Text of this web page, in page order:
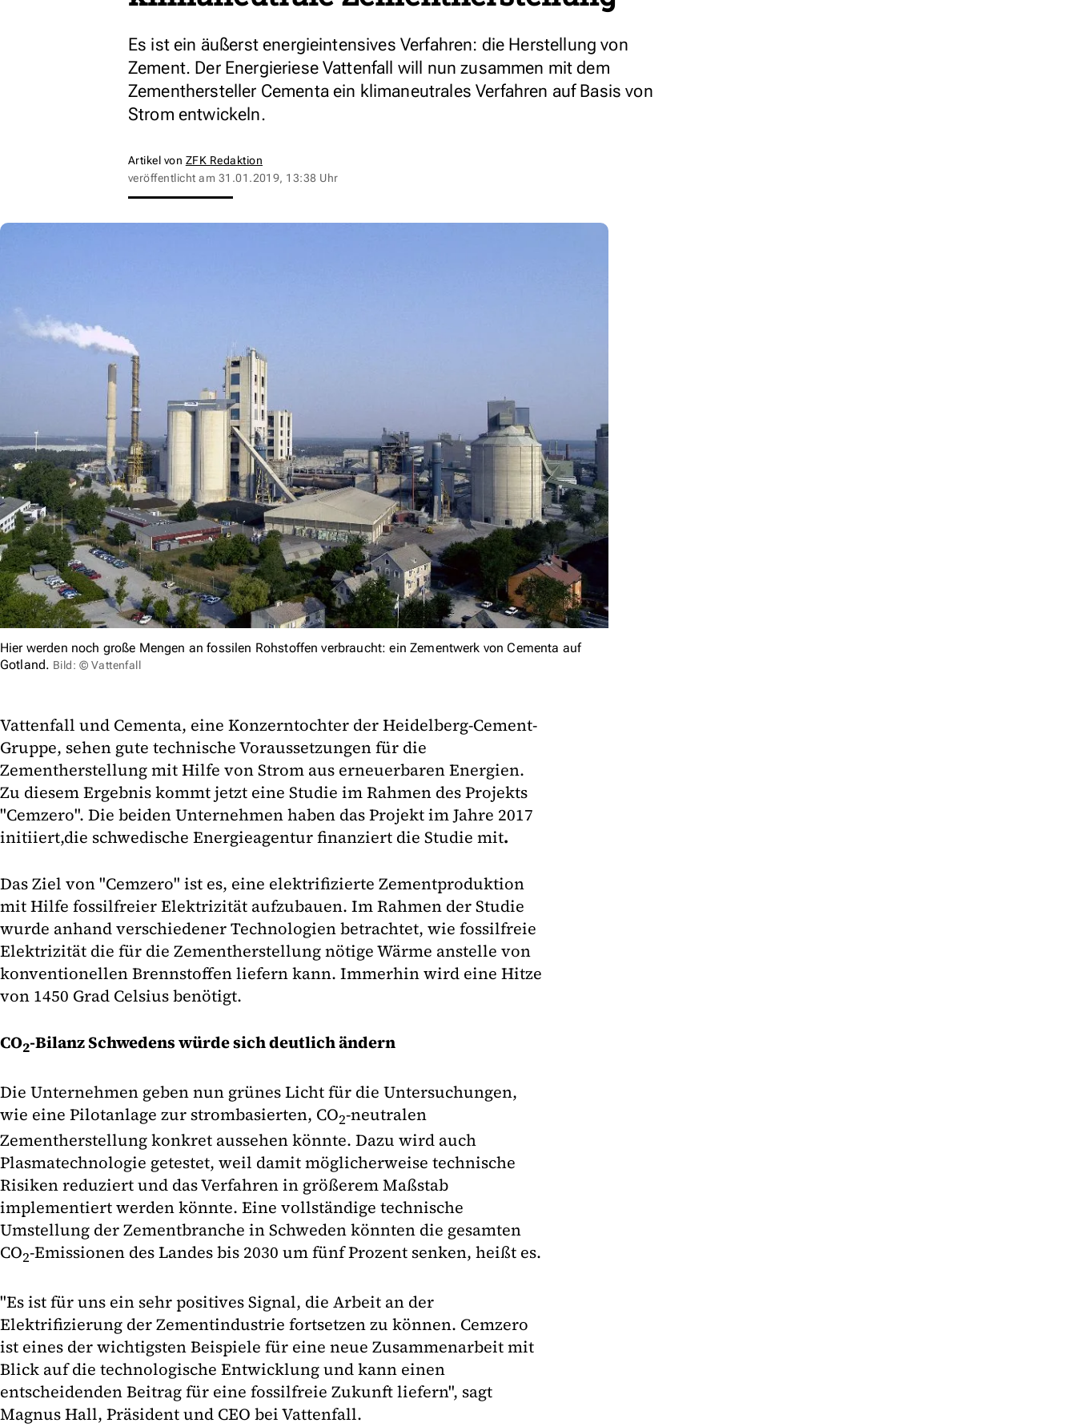
Es ist ein äußerst energieintensives Verfahren: die Herstellung von
Zement. Der Energieriese Vattenfall will nun zusammen mit dem
Zementhersteller Cementa ein klimaneutrales Verfahren auf Basis von
Strom entwickeln.
Artikel von ZFK Redaktion
veröffentlicht am 31.01.2019, 13:38 Uhr
Hier werden noch große Mengen an fossilen Rohstoffen verbraucht: ein Zementwerk von Cementa auf
Gotland. Bild: © Vattenfall
Vattenfall und Cementa, eine Konzerntochter der Heidelberg-Cement-
Gruppe, sehen gute technische Voraussetzungen für die
Zementherstellung mit Hilfe von Strom aus erneuerbaren Energien.
Zu diesem Ergebnis kommt jetzt eine Studie im Rahmen des Projekts
"Cemzero". Die beiden Unternehmen haben das Projekt im Jahre 2017
initiiert,die schwedische Energieagentur finanziert die Studie mit.
Das Ziel von "Cemzero" ist es, eine elektrifizierte Zementproduktion
mit Hilfe fossilfreier Elektrizität aufzubauen. Im Rahmen der Studie
wurde anhand verschiedener Technologien betrachtet, wie fossilfreie
Elektrizität die für die Zementherstellung nötige Wärme anstelle von
konventionellen Brennstoffen liefern kann. Immerhin wird eine Hitze
von 1450 Grad Celsius benötigt.
CO2-Bilanz Schwedens würde sich deutlich ändern
Die Unternehmen geben nun grünes Licht für die Untersuchungen,
wie eine Pilotanlage zur strombasierten, CO2-neutralen
Zementherstellung konkret aussehen könnte. Dazu wird auch
Plasmatechnologie getestet, weil damit möglicherweise technische
Risiken reduziert und das Verfahren in größerem Maßstab
implementiert werden könnte. Eine vollständige technische
Umstellung der Zementbranche in Schweden könnten die gesamten
CO2-Emissionen des Landes bis 2030 um fünf Prozent senken, heißt es.
"Es ist für uns ein sehr positives Signal, die Arbeit an der
Elektrifizierung der Zementindustrie fortsetzen zu können. Cemzero
ist eines der wichtigsten Beispiele für eine neue Zusammenarbeit mit
Blick auf die technologische Entwicklung und kann einen
entscheidenden Beitrag für eine fossilfreie Zukunft liefern", sagt
Magnus Hall, Präsident und CEO bei Vattenfall.